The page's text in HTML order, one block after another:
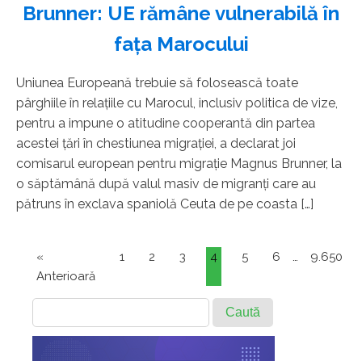
Brunner: UE rămâne vulnerabilă în
faţa Marocului
Uniunea Europeană trebuie să folosească toate
pârghiile în relaţiile cu Marocul, inclusiv politica de vize,
pentru a impune o atitudine cooperantă din partea
acestei ţări în chestiunea migraţiei, a declarat joi
comisarul european pentru migraţie Magnus Brunner, la
o săptămână după valul masiv de migranţi care au
pătruns în exclava spaniolă Ceuta de pe coasta […]
«
Anterioară
1 2 3 4 5 6 … 9.650